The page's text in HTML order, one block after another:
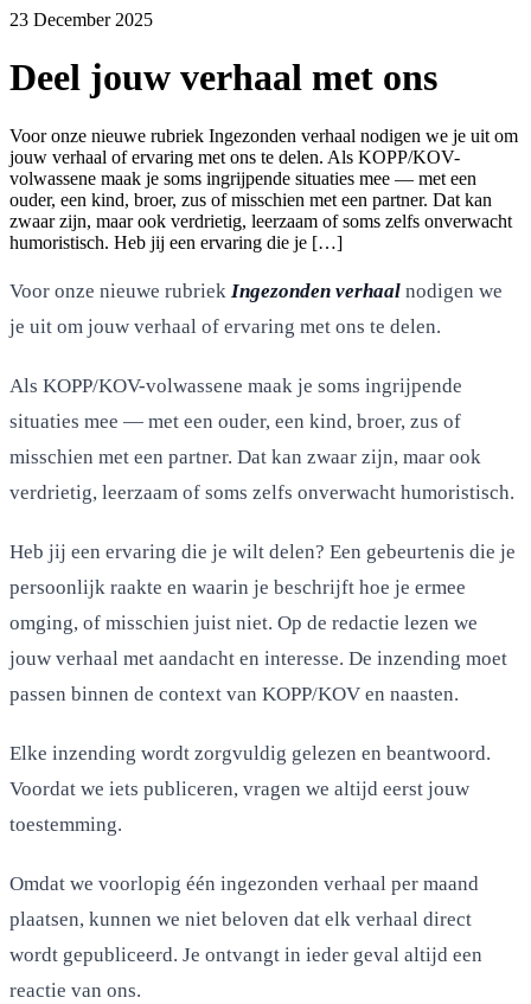
23 December 2025
Deel jouw verhaal met ons
Voor onze nieuwe rubriek Ingezonden verhaal nodigen we je uit om
jouw verhaal of ervaring met ons te delen. Als KOPP/KOV-
volwassene maak je soms ingrijpende situaties mee — met een
ouder, een kind, broer, zus of misschien met een partner. Dat kan
zwaar zijn, maar ook verdrietig, leerzaam of soms zelfs onverwacht
humoristisch. Heb jij een ervaring die je […]
Voor onze nieuwe rubriek Ingezonden verhaal nodigen we
je uit om jouw verhaal of ervaring met ons te delen.
Als KOPP/KOV-volwassene maak je soms ingrijpende
situaties mee — met een ouder, een kind, broer, zus of
misschien met een partner. Dat kan zwaar zijn, maar ook
verdrietig, leerzaam of soms zelfs onverwacht humoristisch.
Heb jij een ervaring die je wilt delen? Een gebeurtenis die je
persoonlijk raakte en waarin je beschrijft hoe je ermee
omging, of misschien juist niet. Op de redactie lezen we
jouw verhaal met aandacht en interesse. De inzending moet
passen binnen de context van KOPP/KOV en naasten.
Elke inzending wordt zorgvuldig gelezen en beantwoord.
Voordat we iets publiceren, vragen we altijd eerst jouw
toestemming.
Omdat we voorlopig één ingezonden verhaal per maand
plaatsen, kunnen we niet beloven dat elk verhaal direct
wordt gepubliceerd. Je ontvangt in ieder geval altijd een
reactie van ons.